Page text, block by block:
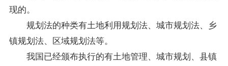
现的。
规划法的种类有土地利用规划法、城市规划法、乡
镇规划法、区域规划法等。
我国已经颁布执行的有土地管理、城市规划、县镇